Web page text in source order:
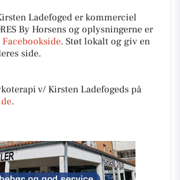
Ladefoged er kommerciel
By Horsens og oplysningerne er
Facebookside. Støt lokalt og giv en
side.
v/ Kirsten Ladefogeds på
.